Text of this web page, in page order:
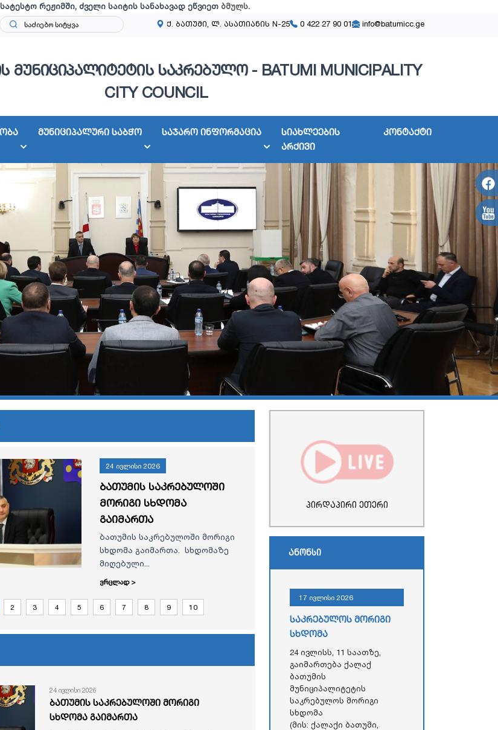
რეჟიმში, ძველი საიტის სანახავად ეწვიეთ ბმულს.
ქ. ბათუმი, ლ. ასათიანის N-25 0 422 27 90 01 info@batumicc.ge
მუნიციპალიტეტის საკრებულო - BATUMI MUNICIPALITY
CITY COUNCIL
მუნიციპალური საბჭო საჯარო ინფორმაცია
სიახლეების
არქივი
კონტაქტი
24 ივლისი 2026
ბათუმის საკრებულოში
მორიგი სხდომა
გაიმართა
ბათუმის საკრებულოში მორიგი
სხდომა გაიმართა. სხდომაზე
მიღებული...
ვრცლად >
2 3 4 5 6 7 8 9 10
24 ივლისი 2026
ბათუმის საკრებულოში მორიგი
სხდომა გაიმართა
პირდაპირი ეთერი
ანონსი
17 ივლისი 2026
საკრებულოს მორიგი
სხდომა
24 ივლისს, 11 საათზე,
გაიმართება ქალაქ
ბათუმის
მუნიციპალიტეტის
საკრებულოს მორიგი
სხდომა
(მის: ქალაქი ბათუმი,